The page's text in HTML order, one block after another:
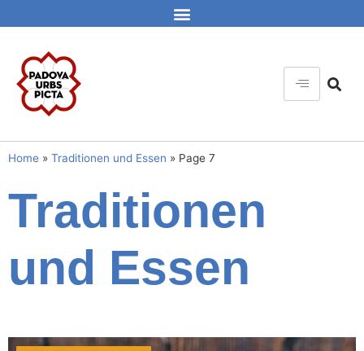
Home » Traditionen und Essen » Page 7
Traditionen
und Essen